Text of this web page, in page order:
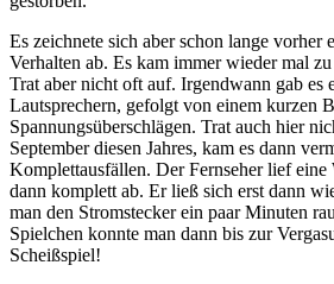
Es zeichnete sich aber schon lange vorher
Verhalten ab. Es kam immer wieder mal
Trat aber nicht oft auf. Irgendwann gab es
Lautsprechern, gefolgt von einem kurzen
Spannungsüberschlägen. Trat auch hier
September diesen Jahres, kam es dann
Komplettausfällen. Der Fernseher lief eine
dann komplett ab. Er ließ sich erst dann
man den Stromstecker ein paar Minuten
Spielchen konnte man dann bis zur
Scheißspiel!